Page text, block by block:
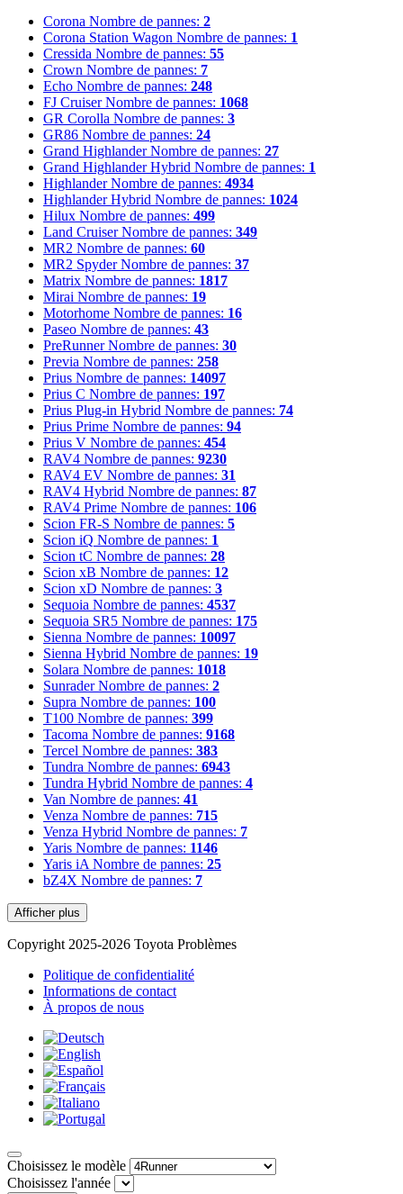
Corona Nombre de pannes: 2
Corona Station Wagon Nombre de pannes: 1
Cressida Nombre de pannes: 55
Crown Nombre de pannes: 7
Echo Nombre de pannes: 248
FJ Cruiser Nombre de pannes: 1068
GR Corolla Nombre de pannes: 3
GR86 Nombre de pannes: 24
Grand Highlander Nombre de pannes: 27
Grand Highlander Hybrid Nombre de pannes: 1
Highlander Nombre de pannes: 4934
Highlander Hybrid Nombre de pannes: 1024
Hilux Nombre de pannes: 499
Land Cruiser Nombre de pannes: 349
MR2 Nombre de pannes: 60
MR2 Spyder Nombre de pannes: 37
Matrix Nombre de pannes: 1817
Mirai Nombre de pannes: 19
Motorhome Nombre de pannes: 16
Paseo Nombre de pannes: 43
PreRunner Nombre de pannes: 30
Previa Nombre de pannes: 258
Prius Nombre de pannes: 14097
Prius C Nombre de pannes: 197
Prius Plug-in Hybrid Nombre de pannes: 74
Prius Prime Nombre de pannes: 94
Prius V Nombre de pannes: 454
RAV4 Nombre de pannes: 9230
RAV4 EV Nombre de pannes: 31
RAV4 Hybrid Nombre de pannes: 87
RAV4 Prime Nombre de pannes: 106
Scion FR-S Nombre de pannes: 5
Scion iQ Nombre de pannes: 1
Scion tC Nombre de pannes: 28
Scion xB Nombre de pannes: 12
Scion xD Nombre de pannes: 3
Sequoia Nombre de pannes: 4537
Sequoia SR5 Nombre de pannes: 175
Sienna Nombre de pannes: 10097
Sienna Hybrid Nombre de pannes: 19
Solara Nombre de pannes: 1018
Sunrader Nombre de pannes: 2
Supra Nombre de pannes: 100
T100 Nombre de pannes: 399
Tacoma Nombre de pannes: 9168
Tercel Nombre de pannes: 383
Tundra Nombre de pannes: 6943
Tundra Hybrid Nombre de pannes: 4
Van Nombre de pannes: 41
Venza Nombre de pannes: 715
Venza Hybrid Nombre de pannes: 7
Yaris Nombre de pannes: 1146
Yaris iA Nombre de pannes: 25
bZ4X Nombre de pannes: 7
Afficher plus
Copyright 2025-2026 Toyota Problèmes
Politique de confidentialité
Informations de contact
À propos de nous
Choisissez le modèle
Choisissez l'année